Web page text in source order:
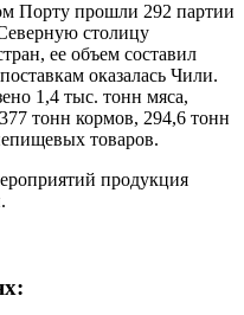
Порту прошли 292 партии
столицу
ее объем составил
оказалась Чили.
1,4 тыс. тонн мяса,
тонн кормов, 294,6 тонн
товаров.
продукция